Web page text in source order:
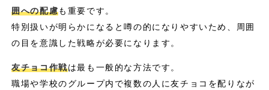
囲への配慮も重要です。
特別扱いが明らかになると噂の的になりやすいため、周囲
の目を意識した戦略が必要になります。
友チョコ作戦は最も一般的な方法です。
職場や学校のグループ内で複数の人に友チョコを配りなが